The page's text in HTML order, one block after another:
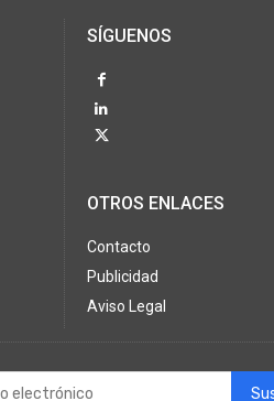
SÍGUENOS
OTROS ENLACES
Contacto
Publicidad
Aviso Legal